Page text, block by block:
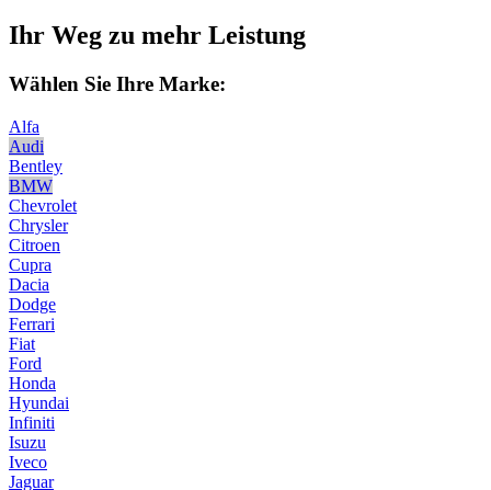
Ihr Weg zu mehr Leistung
Wählen Sie Ihre Marke:
Alfa
Audi
Bentley
BMW
Chevrolet
Chrysler
Citroen
Cupra
Dacia
Dodge
Ferrari
Fiat
Ford
Honda
Hyundai
Infiniti
Isuzu
Iveco
Jaguar